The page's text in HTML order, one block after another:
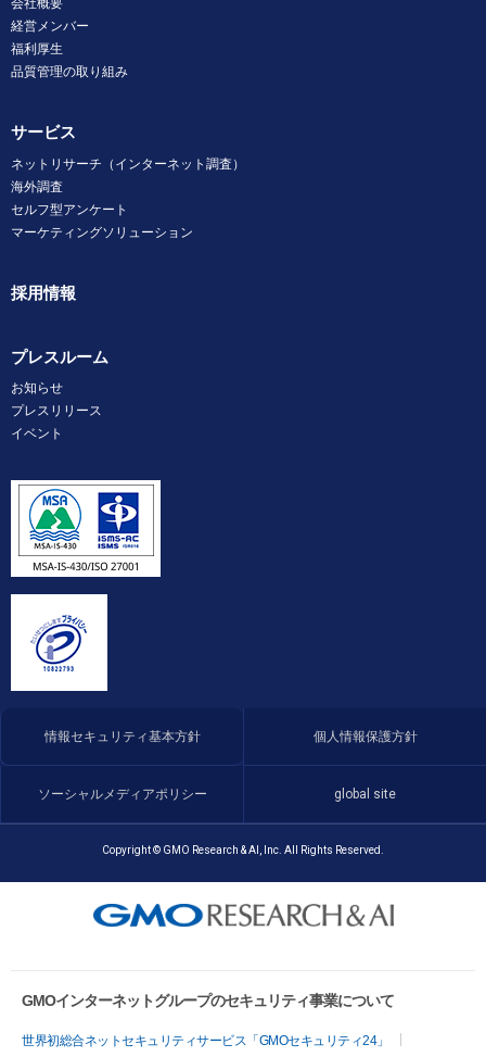
経営メンバー
福利厚生
品質管理の取り組み
サービス
ネットリサーチ（インターネット調査）
海外調査
セルフ型アンケート
マーケティングソリューション
採用情報
プレスルーム
お知らせ
プレスリリース
イベント
情報セキュリティ基本方針 個人情報保護方針
ソーシャルメディアポリシー global site
Copyright © GMO Research & AI, Inc. All Rights Reserved.
GMOインターネットグループのセキュリティ事業について
世界初総合ネットセキュリティサービス「GMOセキュリティ24」